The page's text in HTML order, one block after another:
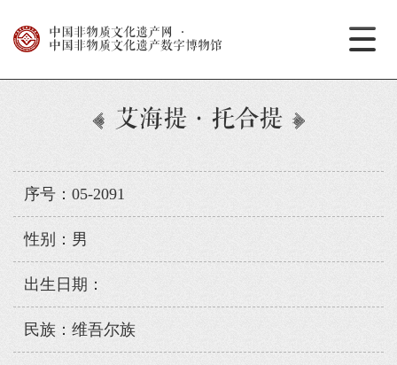
中国非物质文化遗产网
·
中国非物质文化遗产数字博物馆
艾海提·托合提
序号：05-2091
性别：男
出生日期：
民族：维吾尔族